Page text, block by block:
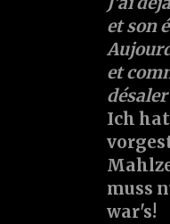
et son
et
Ich
muss
war's!